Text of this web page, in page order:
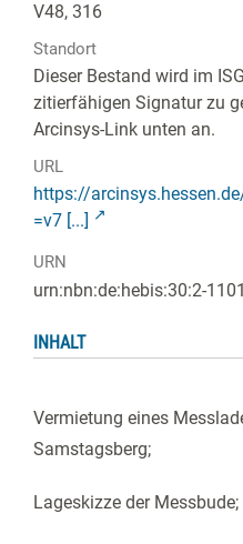
V48, 316
Standort
Dieser Bestand wird im
zitierfähigen Signatur zu
Arcinsys-Link unten an.
URL
https://
=v7 [...]
URN
urn:nbn:de:hebis:30:2-
INHALT
Vermietung eines
Samstagsberg;
Lageskizze der Messbude;